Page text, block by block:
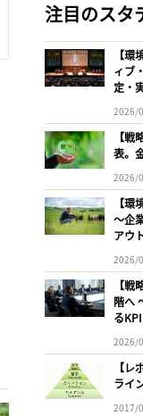
注目のスタ
【
ィブ
定・
2026/
【
表。
2026/
【
〜企
アウ
2026/
【
階へ
る
2026/
【
ライ
2017/